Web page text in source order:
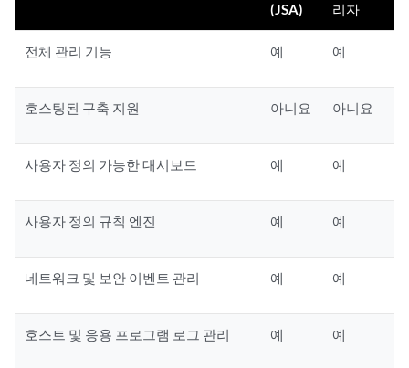
(JSA)
리자
전체 관리 기능 예 예
호스팅된 구축 지원 아니요 아니요
사용자 정의 가능한 대시보드 예 예
사용자 정의 규칙 엔진 예 예
네트워크 및 보안 이벤트 관리 예 예
호스트 및 응용 프로그램 로그 관리 예 예